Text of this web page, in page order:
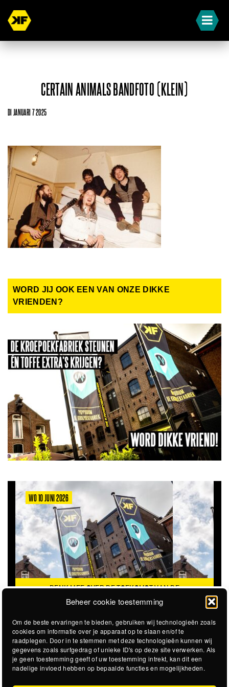
Beheer cookie toestemming
Om de beste ervaringen te bieden, gebruiken wij technologieën zoals
cookies om informatie over je apparaat op te slaan en/of te
raadplegen. Door in te stemmen met deze technologieën kunnen wij
gegevens zoals surfgedrag of unieke ID's op deze site verwerken. Als
je geen toestemming geeft of uw toestemming intrekt, kan dit een
nadelige invloed hebben op bepaalde functies en mogelijkheden.
CERTAIN ANIMALS BANDFOTO (KLEIN)
DI JANUARI 7 2025
WORD JIJ OOK EEN VAN ONZE DIKKE
VRIENDEN?
WO 10 JUNI 2026
DENK MEE OVER DE TOEKOMST VAN DE
KROEPOEKFABRIEK